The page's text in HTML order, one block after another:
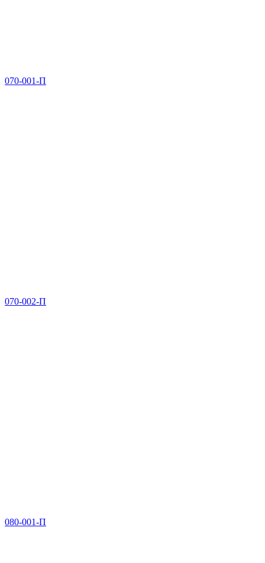
070-001-П
070-002-П
080-001-П